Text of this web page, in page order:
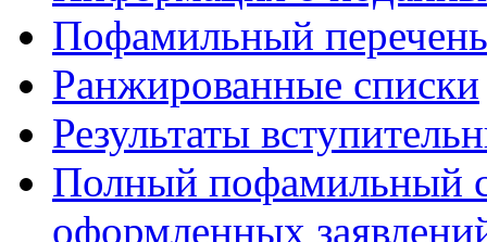
Пофамильный
Ранжированные списки
Результаты
Полный пофамильный
оформленных